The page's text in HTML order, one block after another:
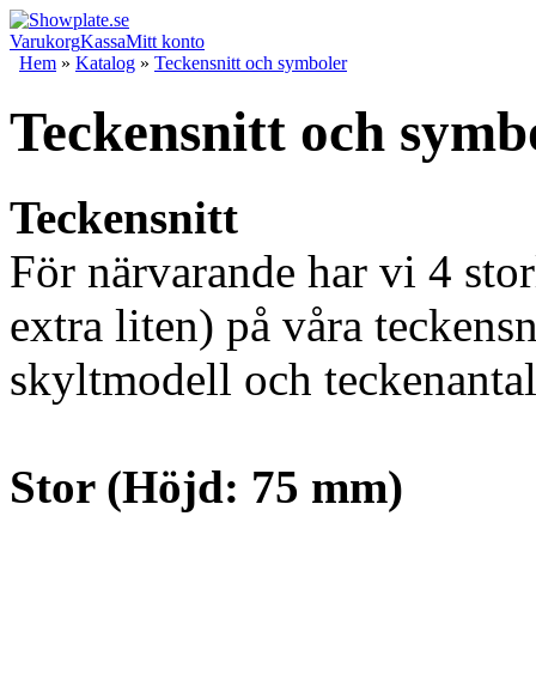
VarukorgKassaMitt konto
Hem » Katalog » Teckensnitt och symboler
Teckensnitt och
Teckensnitt
För närvarande har vi 4
extra liten) på våra
skyltmodell och
Stor (Höjd: 75 mm)